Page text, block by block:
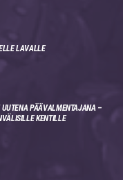
LAVALLE
UUTENA PÄÄVALMENTAJANA –
KENTILLE